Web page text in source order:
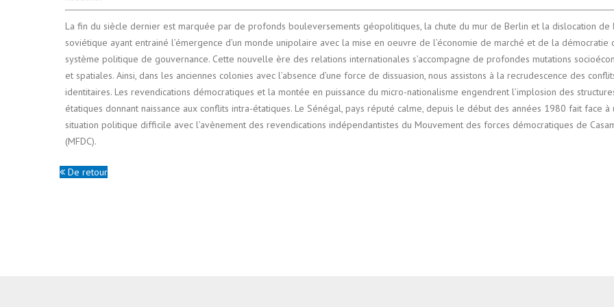
La fin du siècle dernier est marquée par de profonds bouleversements géopolitiques, la chute du mur de Berlin et la dislocation de
soviétique ayant entrainé l’émergence d’un monde unipolaire avec la mise en oeuvre de l’économie de marché et de la démocratie
système politique de gouvernance. Cette nouvelle ère des relations internationales s’accompagne de profondes mutations
et spatiales. Ainsi, dans les anciennes colonies avec l’absence d’une force de dissuasion, nous assistons à la recrudescence des
identitaires. Les revendications démocratiques et la montée en puissance du micro-nationalisme engendrent l’implosion des
étatiques donnant naissance aux conflits intra-étatiques. Le Sénégal, pays réputé calme, depuis le début des années 1980 fait face à
situation politique difficile avec l’avènement des revendications indépendantistes du Mouvement des forces démocratiques de
(MFDC).
De retour